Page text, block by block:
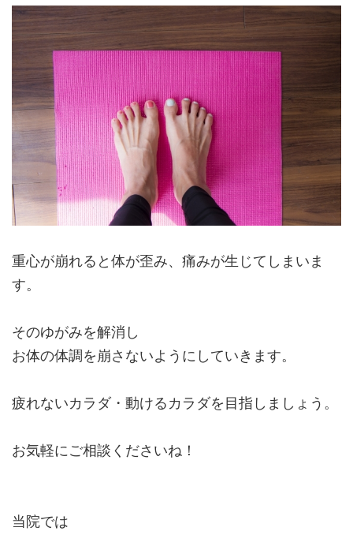
重心が崩れると体が歪み、痛みが生じてしまいま
す。
そのゆがみを解消し
お体の体調を崩さないようにしていきます。
疲れないカラダ・動けるカラダを目指しましょう。
お気軽にご相談くださいね！
当院では